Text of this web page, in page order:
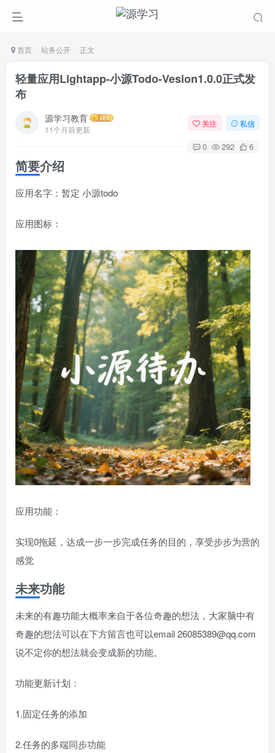
首页 站务公开 正文
轻量应用Lightapp-小源Todo-Vesion1.0.0正式发
布
源学习教育
11个月前更新
关注 私信
0 292 6
简要介绍
应用名字：暂定 小源todo
应用图标：
应用功能：
实现0拖延，达成一步一步完成任务的目的，享受步步为营的
感觉
未来功能
未来的有趣功能大概率来自于各位奇趣的想法，大家脑中有
奇趣的想法可以在下方留言也可以email 26085389@qq.com
说不定你的想法就会变成新的功能。
功能更新计划：
1.固定任务的添加
2.任务的多端同步功能